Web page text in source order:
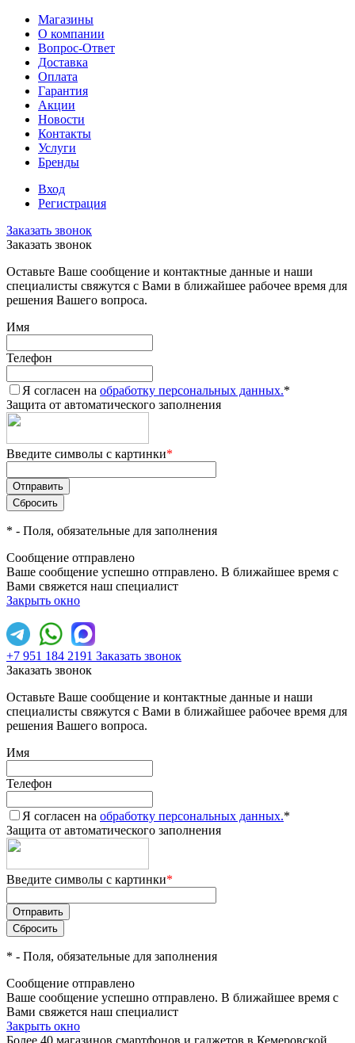
Магазины
О компании
Вопрос-Ответ
Доставка
Оплата
Гарантия
Акции
Новости
Контакты
Услуги
Бренды
Вход
Регистрация
Заказать звонок
Заказать звонок
Оставьте Ваше сообщение и контактные данные и наши
специалисты свяжутся с Вами в ближайшее рабочее время для
решения Вашего вопроса.
Имя
Телефон
Я согласен на обработку персональных данных.*
Защита от автоматического заполнения
Введите символы с картинки*
* - Поля, обязательные для заполнения
Сообщение отправлено
Ваше сообщение успешно отправлено. В ближайшее время с
Вами свяжется наш специалист
Закрыть окно
+7 951 184 2191 Заказать звонок
Заказать звонок
Оставьте Ваше сообщение и контактные данные и наши
специалисты свяжутся с Вами в ближайшее рабочее время для
решения Вашего вопроса.
Имя
Телефон
Я согласен на обработку персональных данных.*
Защита от автоматического заполнения
Введите символы с картинки*
* - Поля, обязательные для заполнения
Сообщение отправлено
Ваше сообщение успешно отправлено. В ближайшее время с
Вами свяжется наш специалист
Закрыть окно
Более 40 магазинов смартфонов и гаджетов в Кемеровской